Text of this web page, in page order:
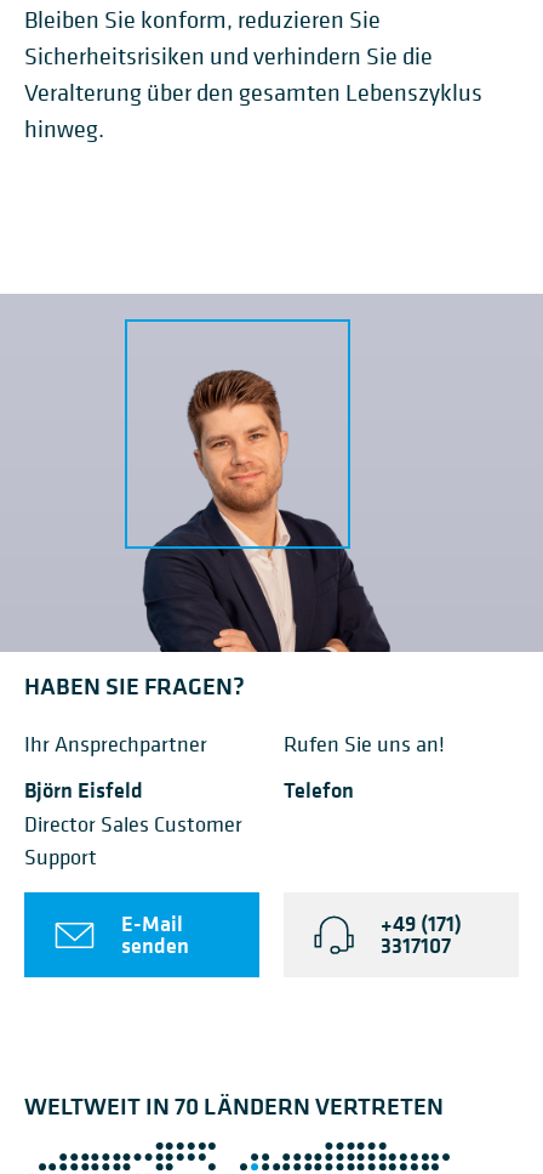
Bleiben Sie konform, reduzieren Sie
Sicherheitsrisiken und verhindern Sie die
Veralterung über den gesamten Lebenszyklus
hinweg.
HABEN SIE FRAGEN?
Ihr Ansprechpartner
Björn Eisfeld
Director Sales Customer
Support
E-Mail
senden
Rufen Sie uns an!
Telefon
+49 (171)
3317107
WELTWEIT IN 70 LÄNDERN VERTRETEN